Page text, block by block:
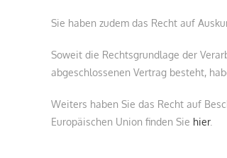
Sie haben zudem das Recht auf
Soweit die Rechtsgrundlage der
abgeschlossenen Vertrag besteht,
Weiters haben Sie das Recht auf
Europäischen Union finden Sie hier.